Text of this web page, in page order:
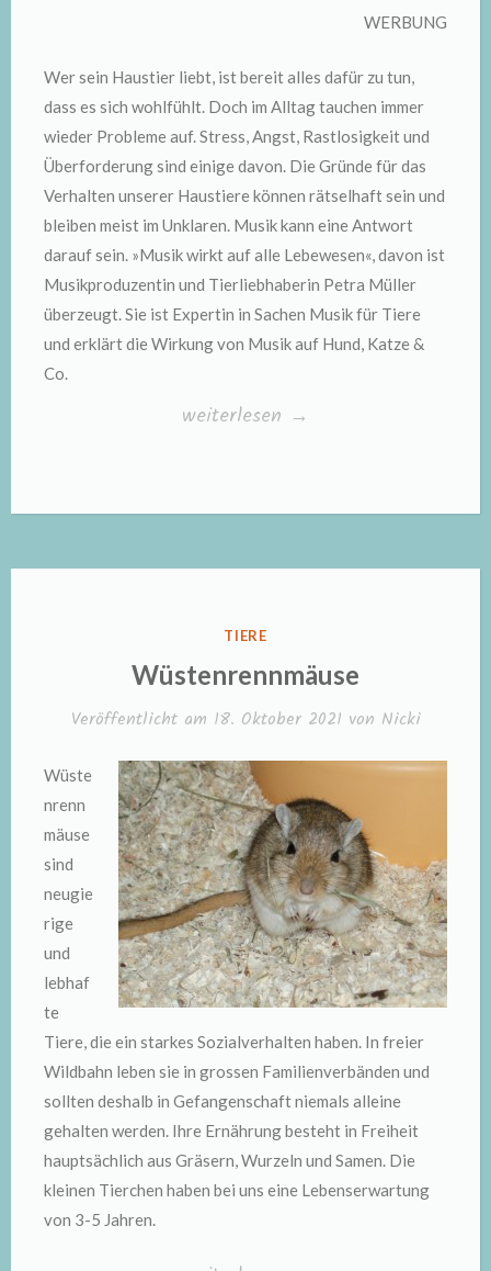
WERBUNG
Wer sein Haustier liebt, ist bereit alles dafür zu tun,
dass es sich wohlfühlt. Doch im Alltag tauchen immer
wieder Probleme auf. Stress, Angst, Rastlosigkeit und
Überforderung sind einige davon. Die Gründe für das
Verhalten unserer Haustiere können rätselhaft sein und
bleiben meist im Unklaren. Musik kann eine Antwort
darauf sein. »Musik wirkt auf alle Lebewesen«, davon ist
Musikproduzentin und Tierliebhaberin Petra Müller
überzeugt. Sie ist Expertin in Sachen Musik für Tiere
und erklärt die Wirkung von Musik auf Hund, Katze &
Co.
„Die
Musik
Katze
&
weiterlesen →
VERÖFFENTLICHT
TIERE
Wüstenrennmäuse
Veröffentlicht am 18. Oktober 2021 von Nicki
Wüste
nrenn
mäuse
sind
neugie
rige
und
lebhaf
te
Tiere, die ein starkes Sozialverhalten haben. In freier
Wildbahn leben sie in grossen Familienverbänden und
sollten deshalb in Gefangenschaft niemals alleine
gehalten werden. Ihre Ernährung besteht in Freiheit
hauptsächlich aus Gräsern, Wurzeln und Samen. Die
kleinen Tierchen haben bei uns eine Lebenserwartung
von 3-5 Jahren.